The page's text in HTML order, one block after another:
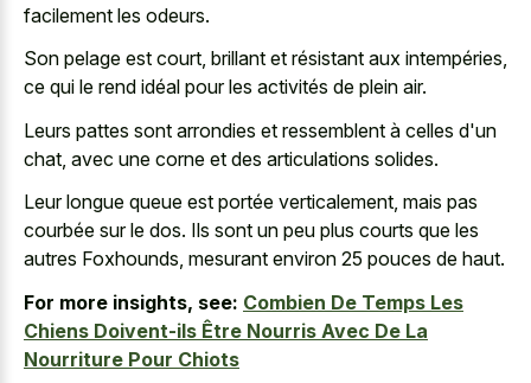
facilement les odeurs.
Son pelage est court, brillant et résistant aux intempéries,
ce qui le rend idéal pour les activités de plein air.
Leurs pattes sont arrondies et ressemblent à celles d'un
chat, avec une corne et des articulations solides.
Leur longue queue est portée verticalement, mais pas
courbée sur le dos. Ils sont un peu plus courts que les
autres Foxhounds, mesurant environ 25 pouces de haut.
For more insights, see: Combien De Temps Les
Chiens Doivent-ils Être Nourris Avec De La
Nourriture Pour Chiots